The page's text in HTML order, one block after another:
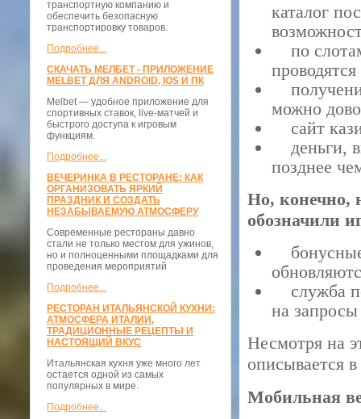
транспортную компанию и
обеспечить безопасную
транспортировку товаров.
Подробнее...
СКАЧАТЬ МЕЛБЕТ - ПРИЛОЖЕНИЕ
MELBET ДЛЯ ANDROID, IOS И ПК
Melbet — удобное приложение для
спортивных ставок, live-матчей и
быстрого доступа к игровым
функциям.
Подробнее...
ВЕЧЕРИНКА В РЕСТОРАНЕ: КАК
ОРГАНИЗОВАТЬ ЯРКИЙ
ПРАЗДНИК И СОЗДАТЬ
НЕЗАБЫВАЕМУЮ АТМОСФЕРУ
Современные рестораны давно
стали не только местом для ужинов,
но и полноценными площадками для
проведения мероприятий
Подробнее...
РЕСТОРАН ИТАЛЬЯНСКОЙ КУХНИ:
АТМОСФЕРА ИТАЛИИ,
ТРАДИЦИОННЫЕ РЕЦЕПТЫ И
НАСТОЯЩИЙ ВКУС
Итальянская кухня уже много лет
остается одной из самых
популярных в мире.
Подробнее...
каталог
по
можно
сайт
деньги,
позднее
Но, конечно,
обозначили
служба
на запросы
Несмотря на
описывается
Мобильная